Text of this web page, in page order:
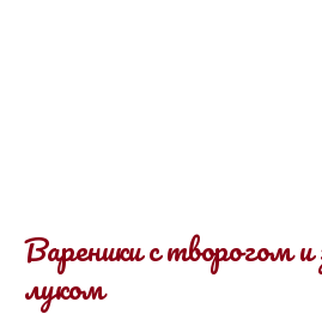
Вареники с творогом
луком